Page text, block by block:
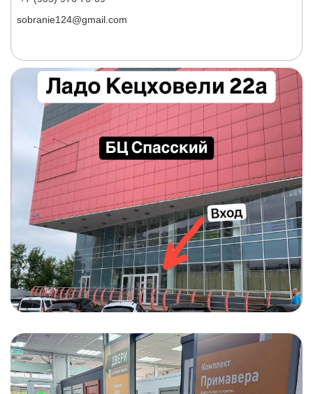
sobranie124@gmail.com